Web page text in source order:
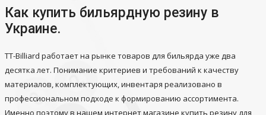
Как купить бильярдную резину в
Украине.
TT-Billiard работает на рынке товаров для бильярда уже два
десятка лет. Понимание критериев и требований к качеству
материалов, комплектующих, инвентаря реализовано в
профессиональном подходе к формированию ассортимента.
Именно поэтому в нашем интернет магазине купить резину для